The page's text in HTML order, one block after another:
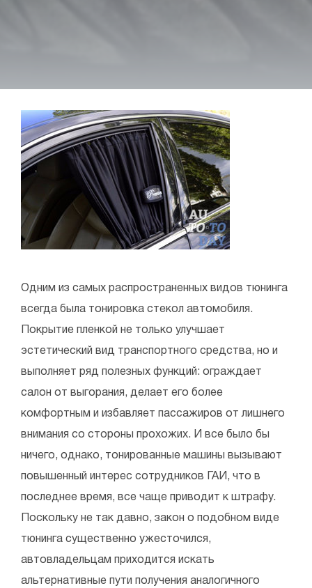
Одним из самых распространенных видов тюнинга
всегда была тонировка стекол автомобиля.
Покрытие пленкой не только улучшает
эстетический вид транспортного средства, но и
выполняет ряд полезных функций: ограждает
салон от выгорания, делает его более
комфортным и избавляет пассажиров от лишнего
внимания со стороны прохожих. И все было бы
ничего, однако, тонированные машины вызывают
повышенный интерес сотрудников ГАИ, что в
последнее время, все чаще приводит к штрафу.
Поскольку не так давно, закон о подобном виде
тюнинга существенно ужесточился,
автовладельцам приходится искать
альтернативные пути получения аналогичного